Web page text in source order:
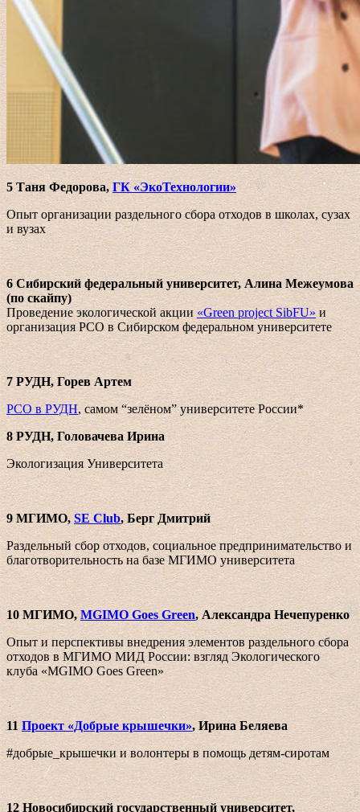
5 Таня Федорова,ГК «ЭкоТехнологии»
Опыт организации раздельного сбора отходов в школах, сузах
и вузах
6 Сибирский федеральный университет, Алина Межеумова
(по скайпу)
Проведение экологической акции«Green project SibFU»и
организация РСО в Сибирском федеральном университете
7 РУДН, Горев Артем
РСО в РУДН, самом “зелёном” университете России*
8 РУДН, Головачева Ирина
Экологизация Университета
9 МГИМО,SE Club, Берг Дмитрий
Раздельный сбор отходов, социальное предпринимательство и
благотворительность на базе МГИМО университета
10 МГИМО, MGIMO Goes Green, Александра Нечепуренко
Опыт и перспективы внедрения элементов раздельного сбора
отходов в МГИМО МИД России: взгляд Экологического
клуба «MGIMO Goes Green»
11Проект «Добрые крышечки», Ирина Беляева
#добрые_крышечки и волонтеры в помощь детям-сиротам
12 Новосибирский государственный университет,